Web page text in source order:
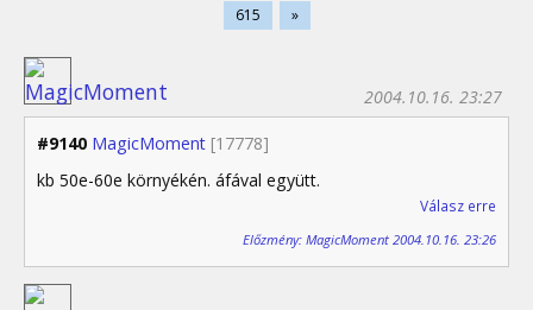
615
»
#9140 MagicMoment [17778]
2004.10.16. 23:27
kb 50e-60e környékén. áfával együtt.
Válasz erre
Előzmény: MagicMoment 2004.10.16. 23:26